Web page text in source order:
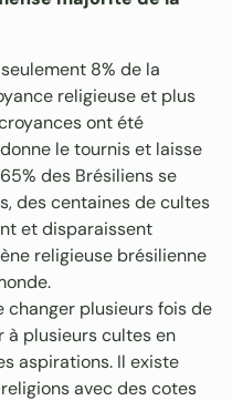
8% de la
religieuse et plus
ont été
le tournis et laisse
des Brésiliens se
des centaines de cultes
et disparaissent
religieuse brésilienne
changer plusieurs fois de
à plusieurs cultes en
aspirations. Il existe
avec des cotes